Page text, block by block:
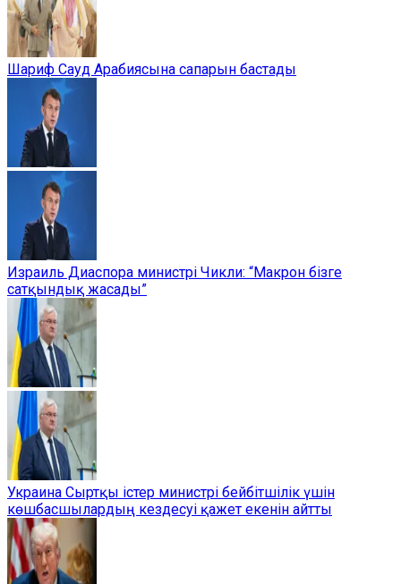
Шариф Сауд Арабиясына сапарын бастады
Израиль Диаспора министрі Чикли: “Макрон бізге
сатқындық жасады”
Украина Сыртқы істер министрі бейбітшілік үшін
көшбасшылардың кездесуі қажет екенін айтты